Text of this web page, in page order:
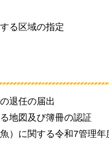
る区域の指定
退任の届出
地図及び簿冊の認証
）に関する令和7管理